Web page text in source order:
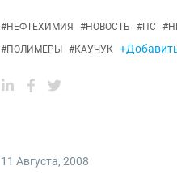
#НЕФТЕХИМИЯ #НОВОСТЬ #ПС #
#ПОЛИМЕРЫ #КАУЧУК
11 Августа, 2008